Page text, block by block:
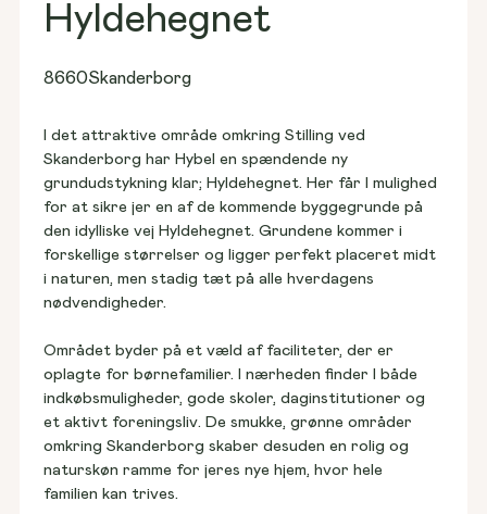
Grunde til salg
Find spottet til jeres hjem
Vælg et hjem, der står klar
Rækkehuse til salg
Find naboskab lige ved døren
Se vores fastpris-koncept
Kundehuse
Hyldehegnet
8660Skanderborg
I det attraktive område omkring Stilling ved
Skanderborg har Hybel en spændende ny
grundudstykning klar; Hyldehegnet. Her får I mulighed
for at sikre jer en af de kommende byggegrunde på
den idylliske vej Hyldehegnet. Grundene kommer i
forskellige størrelser og ligger perfekt placeret midt
i naturen, men stadig tæt på alle hverdagens
nødvendigheder.
Området byder på et væld af faciliteter, der er
oplagte for børnefamilier. I nærheden finder I både
indkøbsmuligheder, gode skoler, daginstitutioner og
et aktivt foreningsliv. De smukke, grønne områder
omkring Skanderborg skaber desuden en rolig og
naturskøn ramme for jeres nye hjem, hvor hele
familien kan trives.